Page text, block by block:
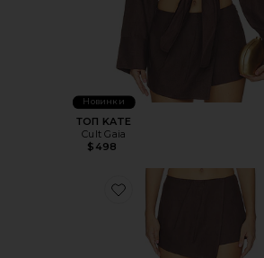
Новинки
ТОП KATE
Cult Gaia
$498
Favorite ЮБКА-ШОРТЫ POSEY